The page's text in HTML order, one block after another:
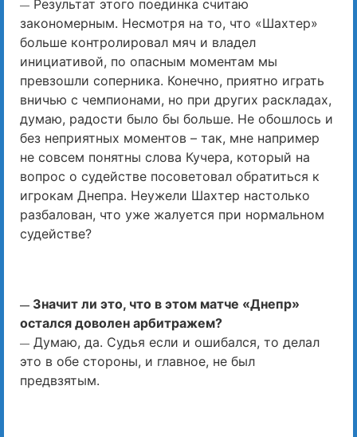
— Результат этого поединка считаю
закономерным. Несмотря на то, что «Шахтер»
больше контролировал мяч и владел
инициативой, по опасным моментам мы
превзошли соперника. Конечно, приятно играть
вничью с чемпионами, но при других раскладах,
думаю, радости было бы больше. Не обошлось и
без неприятных моментов – так, мне например
не совсем понятны слова Кучера, который на
вопрос о судействе посоветовал обратиться к
игрокам Днепра. Неужели Шахтер настолько
разбалован, что уже жалуется при нормальном
судействе?
— Значит ли это, что в этом матче «Днепр»
остался доволен арбитражем?
— Думаю, да. Судья если и ошибался, то делал
это в обе стороны, и главное, не был
предвзятым.